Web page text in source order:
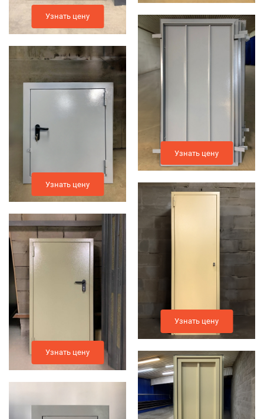
Узнать цену
Узнать цену
Узнать цену
Узнать цену
Узнать цену